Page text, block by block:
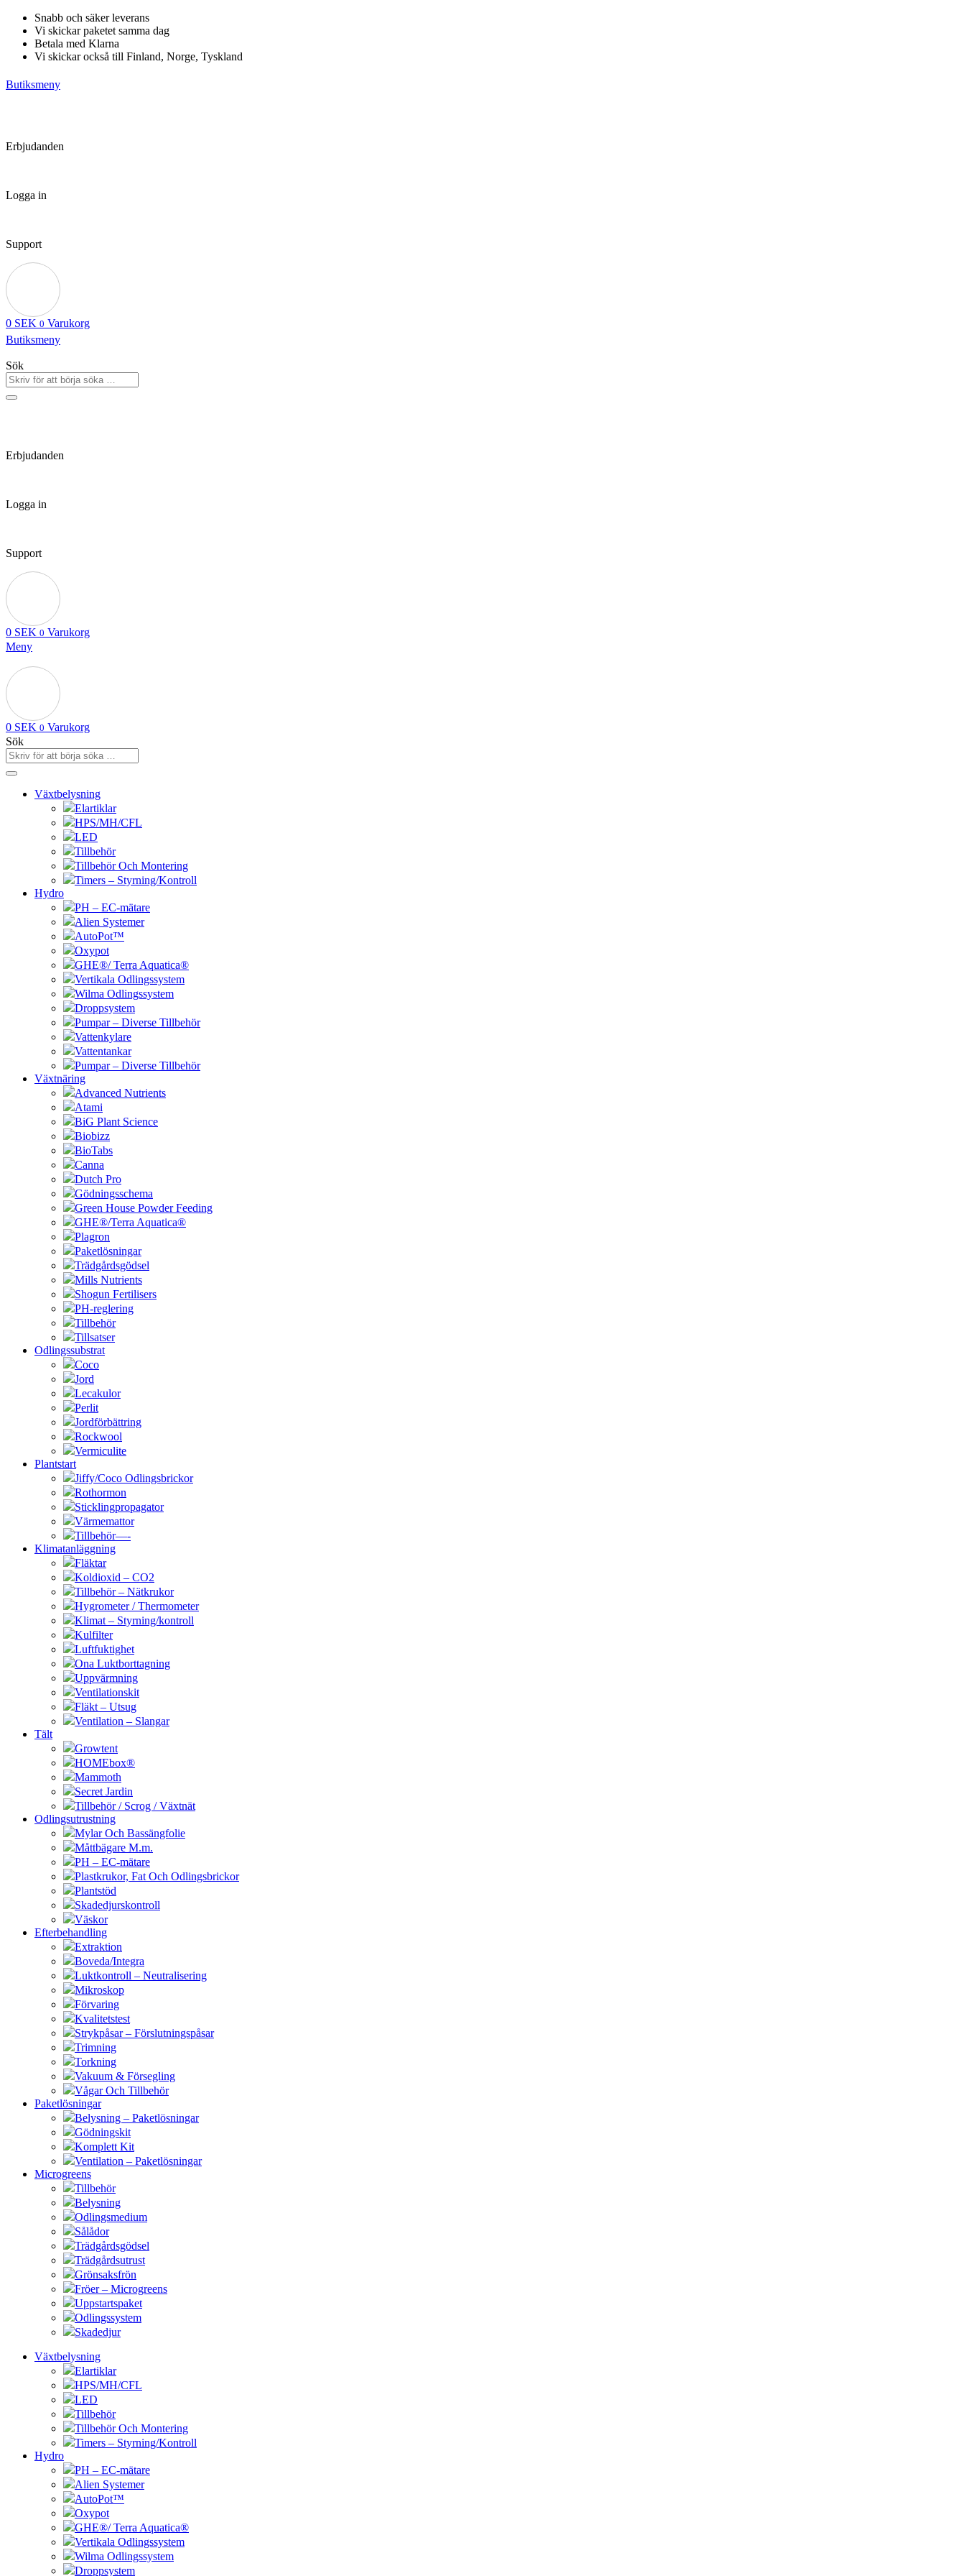
Hoppa
innehåll
Snabb och säker leverans
Vi skickar paketet samma dag
Betala med Klarna
Vi skickar också till Finland, Norge, Tyskland
Butiksmeny
Erbjudanden
Logga in
Support
0 SEK 0 Varukorg
Butiksmeny
Sök
Erbjudanden
Logga in
Support
0 SEK 0 Varukorg
Meny
0 SEK 0 Varukorg
Sök
Växtbelysning
Elartiklar
HPS/MH/CFL
LED
Tillbehör
Tillbehör Och Montering
Timers – Styrning/Kontroll
Hydro
PH – EC-mätare
Alien Systemer
AutoPot™
Oxypot
GHE®/ Terra Aquatica®
Vertikala Odlingssystem
Wilma Odlingssystem
Droppsystem
Pumpar – Diverse Tillbehör
Vattenkylare
Vattentankar
Pumpar – Diverse Tillbehör
Växtnäring
Advanced Nutrients
Atami
BiG Plant Science
Biobizz
BioTabs
Canna
Dutch Pro
Gödningsschema
Green House Powder Feeding
GHE®/Terra Aquatica®
Plagron
Paketlösningar
Trädgårdsgödsel
Mills Nutrients
Shogun Fertilisers
PH-reglering
Tillbehör
Tillsatser
Odlingssubstrat
Coco
Jord
Lecakulor
Perlit
Jordförbättring
Rockwool
Vermiculite
Plantstart
Jiffy/Coco Odlingsbrickor
Rothormon
Sticklingpropagator
Värmemattor
Tillbehör—-
Klimatanläggning
Fläktar
Koldioxid – CO2
Tillbehör – Nätkrukor
Hygrometer / Thermometer
Klimat – Styrning/kontroll
Kulfilter
Luftfuktighet
Ona Luktborttagning
Uppvärmning
Ventilationskit
Fläkt – Utsug
Ventilation – Slangar
Tält
Growtent
HOMEbox®
Mammoth
Secret Jardin
Tillbehör / Scrog / Växtnät
Odlingsutrustning
Mylar Och Bassängfolie
Måttbägare M.m.
PH – EC-mätare
Plastkrukor, Fat Och Odlingsbrickor
Plantstöd
Skadedjurskontroll
Väskor
Efterbehandling
Extraktion
Boveda/Integra
Luktkontroll – Neutralisering
Mikroskop
Förvaring
Kvalitetstest
Strykpåsar – Förslutningspåsar
Trimning
Torkning
Vakuum & Försegling
Vågar Och Tillbehör
Paketlösningar
Belysning – Paketlösningar
Gödningskit
Komplett Kit
Ventilation – Paketlösningar
Microgreens
Tillbehör
Belysning
Odlingsmedium
Sålådor
Trädgårdsgödsel
Trädgårdsutrust
Grönsaksfrön
Fröer – Microgreens
Uppstartspaket
Odlingssystem
Skadedjur
Växtbelysning
Elartiklar
HPS/MH/CFL
LED
Tillbehör
Tillbehör Och Montering
Timers – Styrning/Kontroll
Hydro
PH – EC-mätare
Alien Systemer
AutoPot™
Oxypot
GHE®/ Terra Aquatica®
Vertikala Odlingssystem
Wilma Odlingssystem
Droppsystem